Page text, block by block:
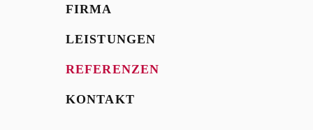
FIRMA
LEISTUNGEN
REFERENZEN
KONTAKT